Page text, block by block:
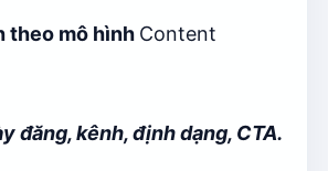
theo mô hình Content
đăng, kênh, định dạng, CTA.